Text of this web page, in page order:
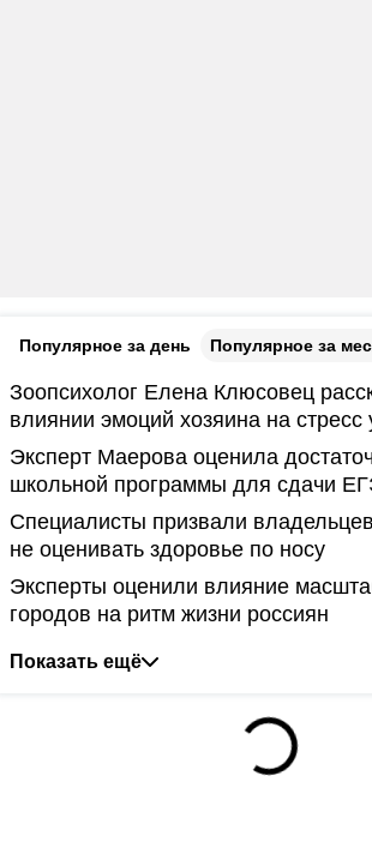
Популярное за день Популярное за
Зоопсихолог Елена Клюсовец
влиянии эмоций хозяина на стресс
Эксперт Маерова оценила
школьной программы для сдачи
Специалисты призвали
не оценивать здоровье по носу
Эксперты оценили влияние
городов на ритм жизни россиян
Показать ещё